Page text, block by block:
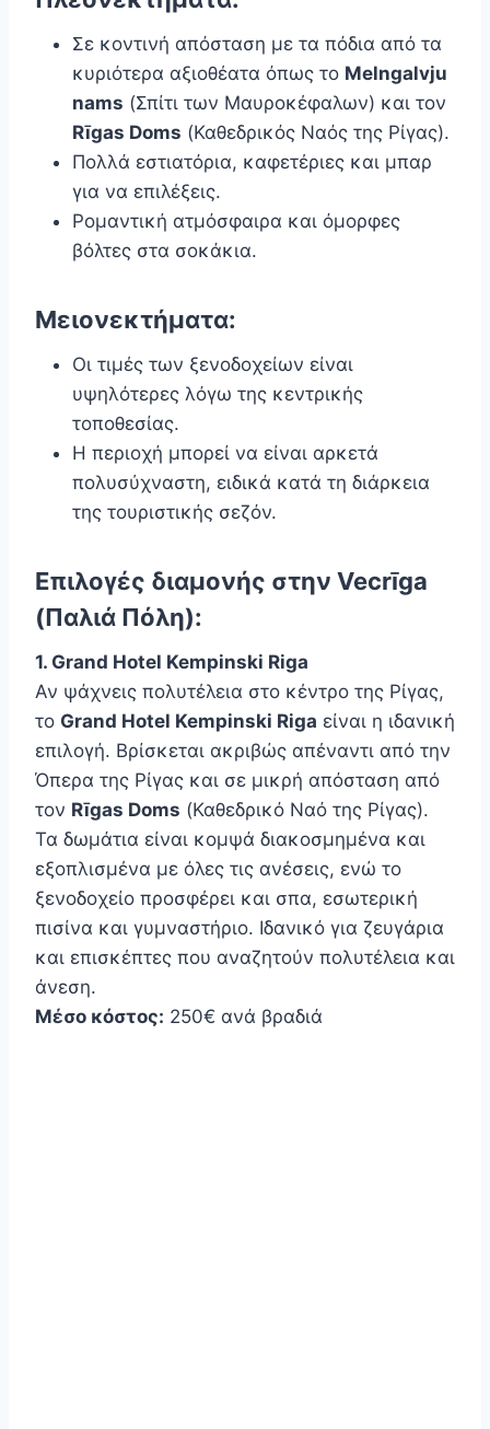
Σε κοντινή απόσταση με τα πόδια από τα
κυριότερα αξιοθέατα όπως το Melngalvju
nams (Σπίτι των Μαυροκέφαλων) και τον
Rīgas Doms (Καθεδρικός Ναός της Ρίγας).
Πολλά εστιατόρια, καφετέριες και μπαρ
για να επιλέξεις.
Ρομαντική ατμόσφαιρα και όμορφες
βόλτες στα σοκάκια.
Μειονεκτήματα:
Οι τιμές των ξενοδοχείων είναι
υψηλότερες λόγω της κεντρικής
τοποθεσίας.
Η περιοχή μπορεί να είναι αρκετά
πολυσύχναστη, ειδικά κατά τη διάρκεια
της τουριστικής σεζόν.
Επιλογές διαμονής στην Vecrīga
(Παλιά Πόλη):
1. Grand Hotel Kempinski Riga
Αν ψάχνεις πολυτέλεια στο κέντρο της Ρίγας,
το Grand Hotel Kempinski Riga είναι η ιδανική
επιλογή. Βρίσκεται ακριβώς απέναντι από την
Όπερα της Ρίγας και σε μικρή απόσταση από
τον Rīgas Doms (Καθεδρικό Ναό της Ρίγας).
Τα δωμάτια είναι κομψά διακοσμημένα και
εξοπλισμένα με όλες τις ανέσεις, ενώ το
ξενοδοχείο προσφέρει και σπα, εσωτερική
πισίνα και γυμναστήριο. Ιδανικό για ζευγάρια
και επισκέπτες που αναζητούν πολυτέλεια και
άνεση.
Μέσο κόστος: 250€ ανά βραδιά